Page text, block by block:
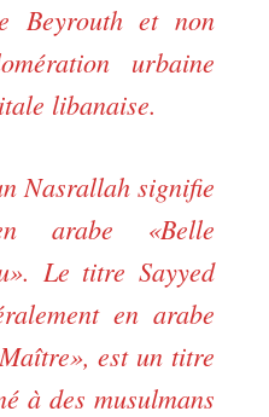
Beyrouth et non
urbaine
libanaise.
Nasrallah signifie
arabe «Belle
Le titre Sayyed
en arabe
est un titre
à des musulmans